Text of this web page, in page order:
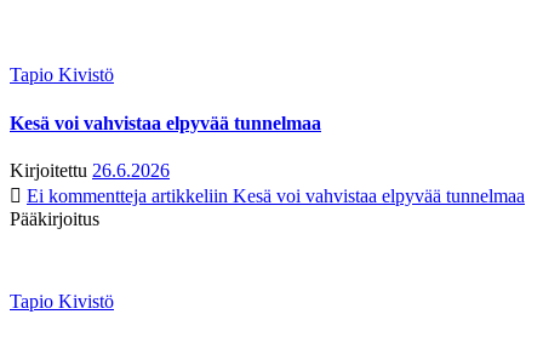
Tapio Kivistö
Kesä voi vahvistaa elpyvää tunnelmaa
Kirjoitettu 26.6.2026
Ei kommentteja artikkeliin Kesä voi vahvistaa elpyvää tunnelmaa
Pääkirjoitus
Tapio Kivistö